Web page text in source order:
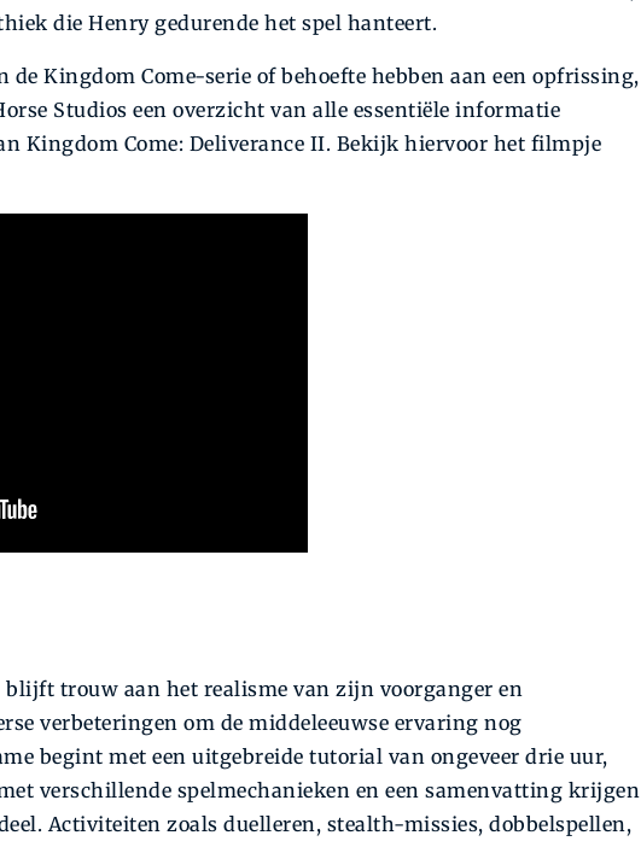
die Henry gedurende het spel hanteert.
Kingdom Come-serie of behoefte hebben aan een opfrissing,
Studios een overzicht van alle essentiële informatie
Kingdom Come: Deliverance II. Bekijk hiervoor het filmpje
blijft trouw aan het realisme van zijn voorganger en
verbeteringen om de middeleeuwse ervaring nog
begint met een uitgebreide tutorial van ongeveer drie uur,
verschillende spelmechanieken en een samenvatting krijgen
Activiteiten zoals duelleren, stealth-missies, dobbelspellen,